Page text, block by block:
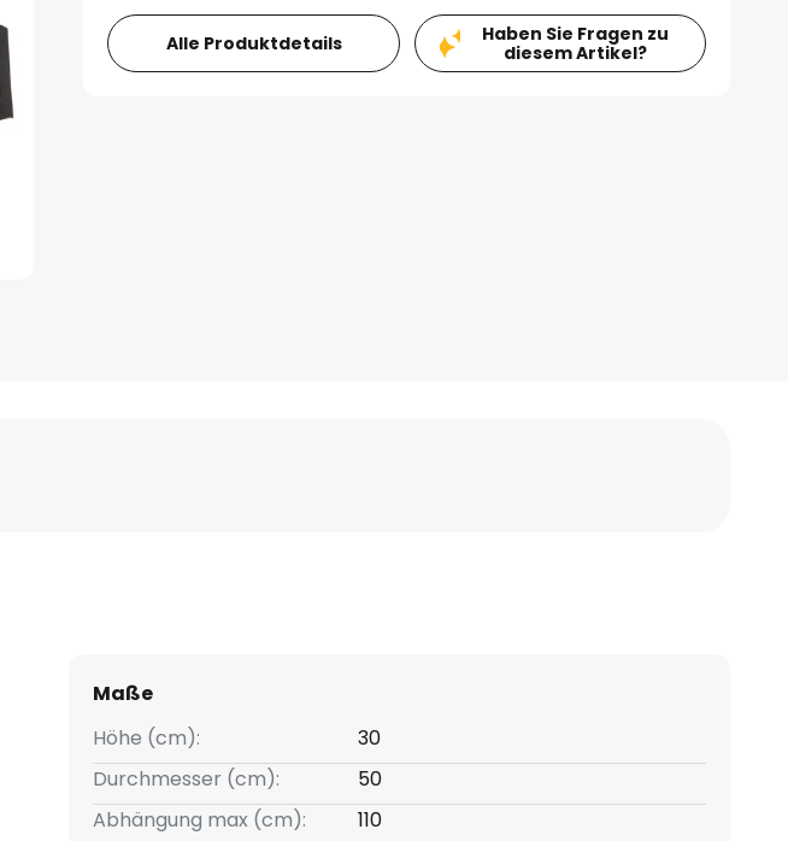
Alle Produktdetails
Haben Sie Fragen zu
diesem Artikel?
Maße
Höhe (cm):
30
Durchmesser (cm):
50
Abhängung max (cm):
110